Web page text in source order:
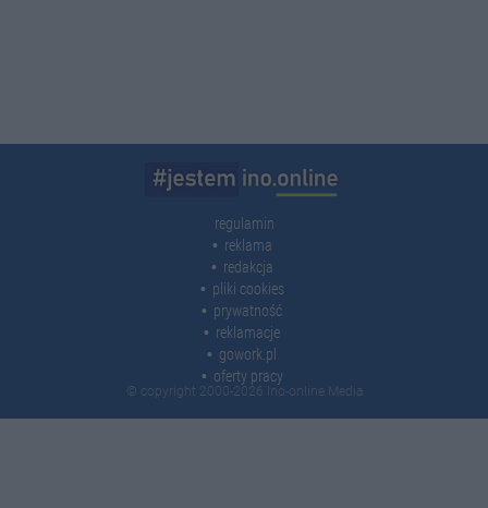
regulamin
reklama
redakcja
pliki cookies
prywatność
reklamacje
gowork.pl
oferty pracy
© copyright 2000-2026 Ino-online Media